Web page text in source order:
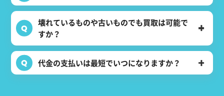
壊れているものや古いものでも買取は可能で
すか？
代金の支払いは最短でいつになりますか？